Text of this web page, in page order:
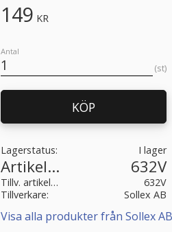
149 KR
Antal
st
KÖP
Lagerstatus I lager
Artikelnr 632V
Tillv. artikelnr
632V
Tillverkare
Sollex AB
Visa alla produkter från Sollex AB